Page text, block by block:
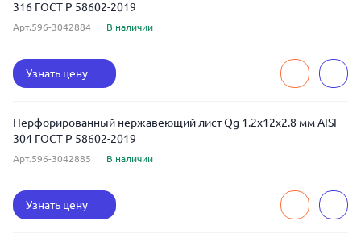
316 ГОСТ Р 58602-2019
Арт.596-3042884 В наличии
Узнать цену
Перфорированный нержавеющий лист Qg 1.2x12x2.8 мм AISI
304 ГОСТ Р 58602-2019
Арт.596-3042885 В наличии
Узнать цену